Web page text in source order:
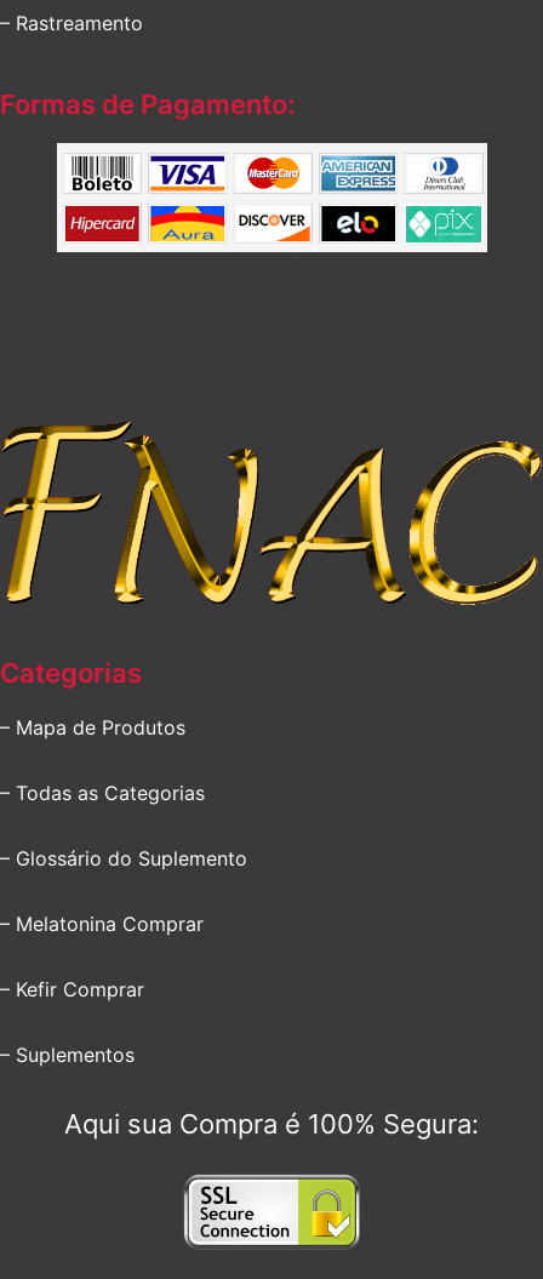
– Rastreamento
Formas de Pagamento:
Categorias
– Mapa de Produtos
– Todas as Categorias
– Glossário do Suplemento
– Melatonina Comprar
– Kefir Comprar
– Suplementos
Aqui sua Compra é 100% Segura: